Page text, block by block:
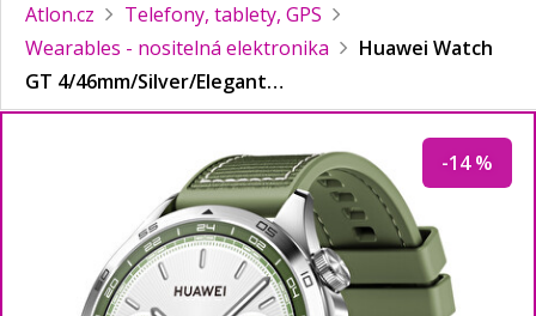
Atlon.cz
Telefony, tablety, GPS
Wearables - nositelná elektronika
Huawei Watch
GT 4/46mm/Silver/Elegant…
-14 %